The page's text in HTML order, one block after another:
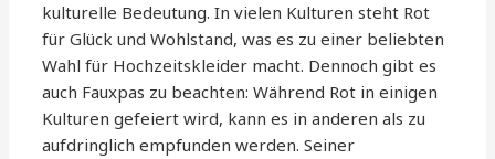
kulturelle Bedeutung. In vielen Kulturen steht Rot
für Glück und Wohlstand, was es zu einer beliebten
Wahl für Hochzeitskleider macht. Dennoch gibt es
auch Fauxpas zu beachten: Während Rot in einigen
Kulturen gefeiert wird, kann es in anderen als zu
aufdringlich empfunden werden. Seiner